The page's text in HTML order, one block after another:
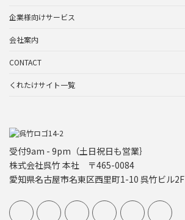
企業様向けサービス
会社案内
CONTACT
くれたけサイト一覧
受付9am - 9pm（土日祝日も営業｝
株式会社呉竹 本社 〒465-0084
愛知県名古屋市名東区西里町1-10 呉竹ビル2F